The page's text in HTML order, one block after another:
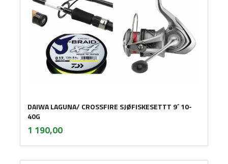
DAIWA LAGUNA/ CROSSFIRE SJØFISKESETTT 9´ 10-
40G
Pris
1 190,00mva.